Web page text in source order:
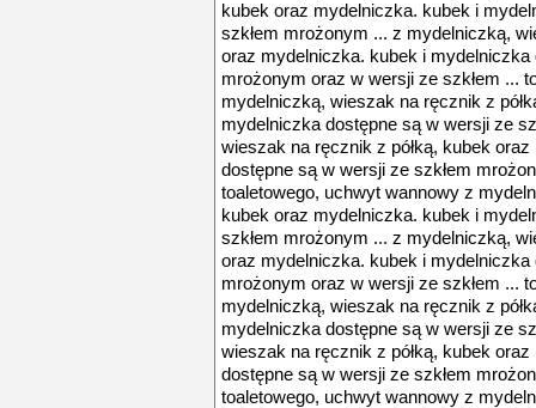
kubek oraz mydelniczka. kubek i
szkłem mrożonym ... z mydelniczką,
oraz mydelniczka. kubek i mydelniczka
mrożonym oraz w wersji ze szkłem ...
mydelniczką, wieszak na ręcznik z
mydelniczka dostępne są w wersji ze
wieszak na ręcznik z półką, kubek
dostępne są w wersji ze szkłem
toaletowego, uchwyt wannowy z
kubek oraz mydelniczka. kubek i
szkłem mrożonym ... z mydelniczką,
oraz mydelniczka. kubek i mydelniczka
mrożonym oraz w wersji ze szkłem ...
mydelniczką, wieszak na ręcznik z
mydelniczka dostępne są w wersji ze
wieszak na ręcznik z półką, kubek
dostępne są w wersji ze szkłem
toaletowego, uchwyt wannowy z